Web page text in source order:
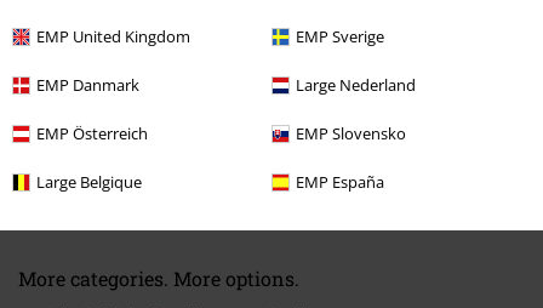
EMP United Kingdom EMP Sverige
EMP Danmark Large Nederland
EMP Österreich EMP Slovensko
Large Belgique EMP España
Kč 549,00
More categories. More options.